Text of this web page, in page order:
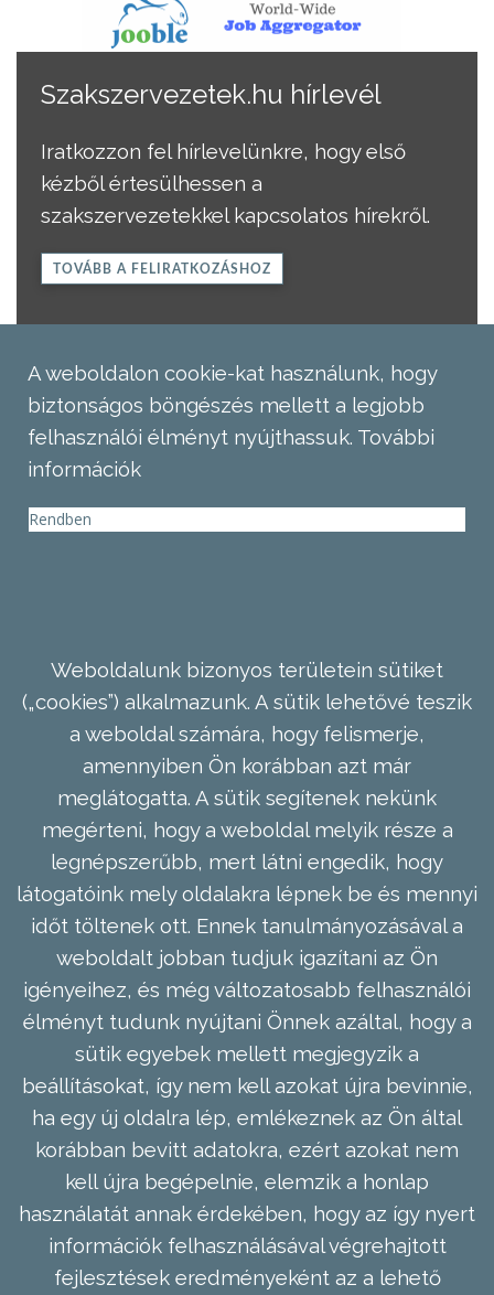
Szakszervezetek.hu hírlevél
Iratkozzon fel hírlevelünkre, hogy első
kézből értesülhessen a
szakszervezetekkel kapcsolatos hírekről.
TOVÁBB A FELIRATKOZÁSHOZ
A weboldalon cookie-kat használunk, hogy
biztonságos böngészés mellett a legjobb
felhasználói élményt nyújthassuk. További
információk
Rendben
Weboldalunk bizonyos területein sütiket
(„cookies”) alkalmazunk. A sütik lehetővé teszik
a weboldal számára, hogy felismerje,
amennyiben Ön korábban azt már
meglátogatta. A sütik segítenek nekünk
megérteni, hogy a weboldal melyik része a
legnépszerűbb, mert látni engedik, hogy
látogatóink mely oldalakra lépnek be és mennyi
időt töltenek ott. Ennek tanulmányozásával a
weboldalt jobban tudjuk igazítani az Ön
igényeihez, és még változatosabb felhasználói
élményt tudunk nyújtani Önnek azáltal, hogy a
sütik egyebek mellett megjegyzik a
beállításokat, így nem kell azokat újra bevinnie,
ha egy új oldalra lép, emlékeznek az Ön által
korábban bevitt adatokra, ezért azokat nem
kell újra begépelnie, elemzik a honlap
használatát annak érdekében, hogy az így nyert
információk felhasználásával végrehajtott
fejlesztések eredményeként az a lehető